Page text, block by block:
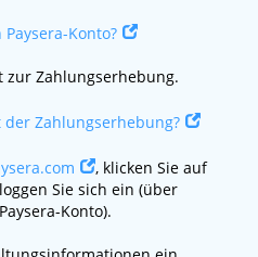
Konto?
zur Zahlungserhebung.
Zahlungserhebung?
, klicken Sie auf
Sie sich ein (über
Konto).